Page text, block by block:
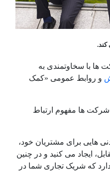
با سخاوتمندی به
و روابط عمومی «کمک
ها مفهوم ارتباط
هایی برای مشتریان خود،
ایجاد می کنید و در چنین
که شریک تجاری شما در